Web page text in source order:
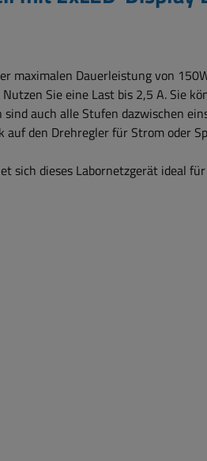
maximalen Dauerleistung von
Sie eine Last bis 2,5 A. Sie
auch alle Stufen dazwischen
den Drehregler für Strom oder
sich dieses Labornetzgerät ideal